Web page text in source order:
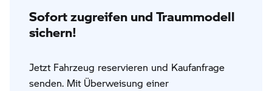
Sofort zugreifen und Traummodell
sichern!
Jetzt Fahrzeug reservieren und Kaufanfrage
senden. Mit Überweisung einer